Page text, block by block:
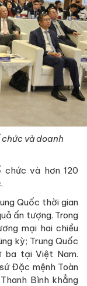
và doanh
và hơn 120
Quốc thời gian
ấn tượng. Trong
mại hai chiều
kỳ; Trung Quốc
ba tại Việt Nam.
Đặc mệnh Toàn
Bình khẳng